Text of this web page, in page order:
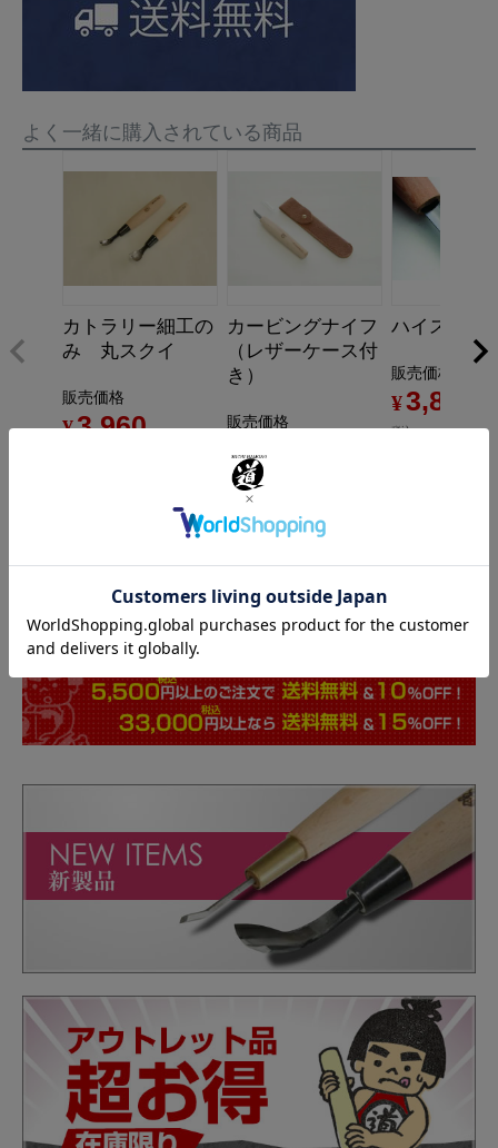
よく一緒に購入されている商品
カトラリー細工の
み 丸スクイ
販売価格
¥3,960
カービングナイフ
（レザーケース付
き）
販売価格
¥5,500
税込
ハイス彫刻
販売価格
¥3,850
税込